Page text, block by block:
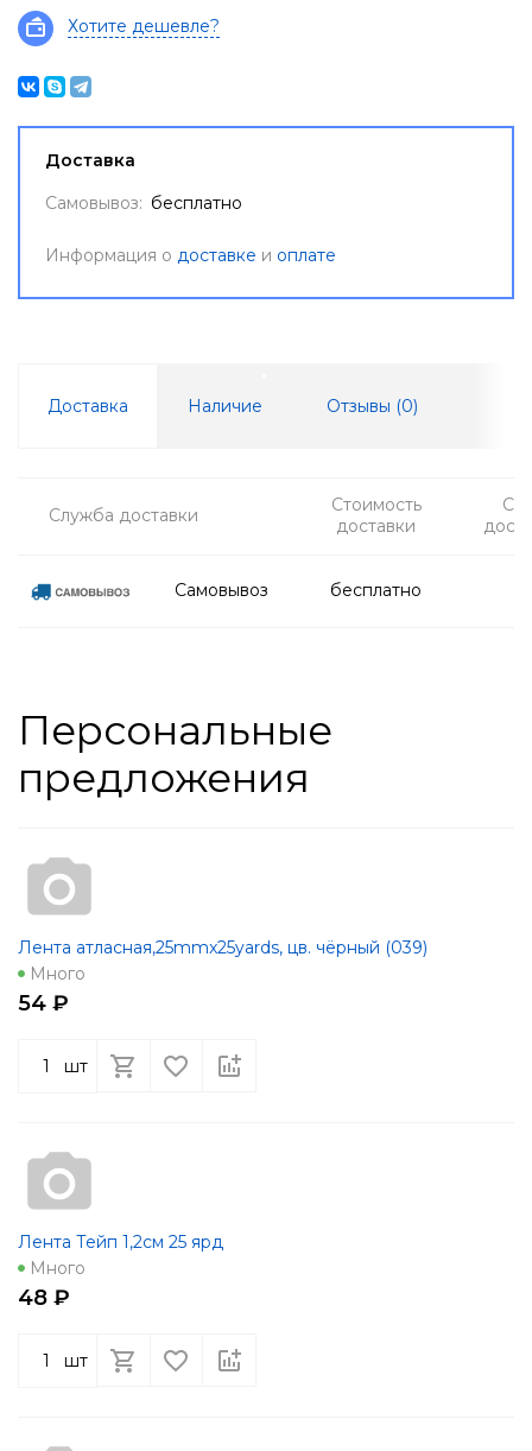
Хотите дешевле?
Доставка
Самовывоз: бесплатно
Информация о доставке и оплате
Доставка Наличие Отзывы (0)
Служба доставки
Стоимость
доставки
Самовывоз бесплатно
Персональные
предложения
Лента атласная,25mmx25yards, цв. чёрный (039)
Много
54 ₽
шт
Лента Тейп 1,2см 25 ярд
Много
48 ₽
шт